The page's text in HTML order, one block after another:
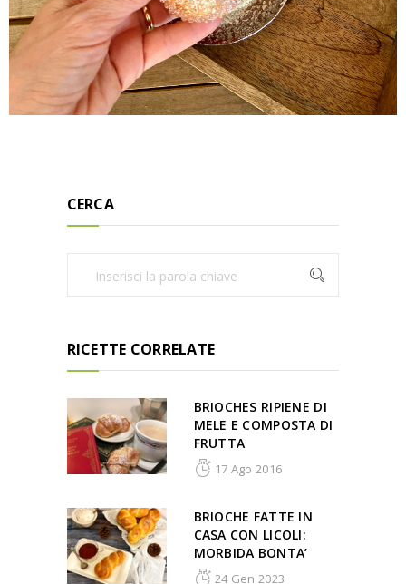
CERCA
RICETTE CORRELATE
BRIOCHES RIPIENE DI
MELE E COMPOSTA DI
FRUTTA
17 Ago 2016
BRIOCHE FATTE IN
CASA CON LICOLI:
MORBIDA BONTA’
24 Gen 2023